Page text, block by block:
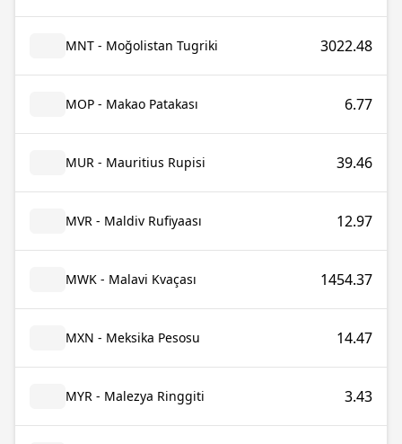
MNT - Moğolistan Tugriki 3022.48
MOP - Makao Patakası 6.77
MUR - Mauritius Rupisi 39.46
MVR - Maldiv Rufiyaası 12.97
MWK - Malavi Kvaçası 1454.37
MXN - Meksika Pesosu 14.47
MYR - Malezya Ringgiti 3.43